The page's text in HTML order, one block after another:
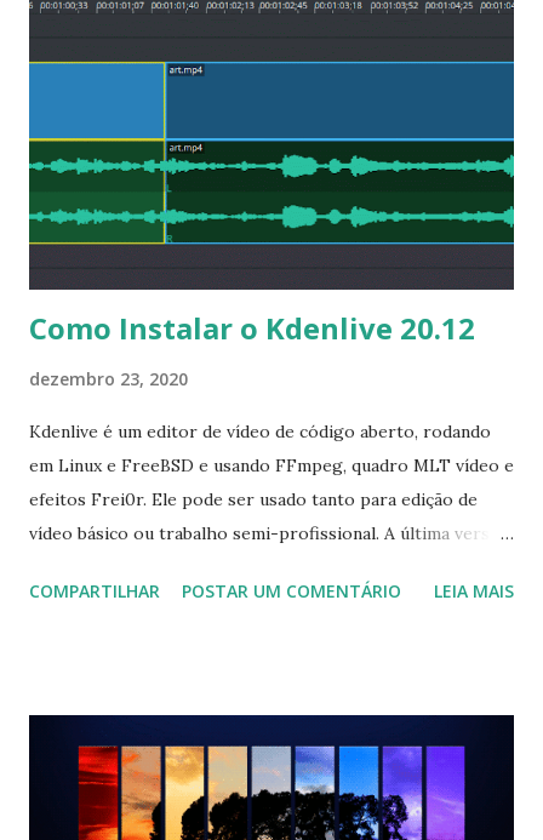
Como Instalar o Kdenlive 20.12
dezembro 23, 2020
Kdenlive é um editor de vídeo de código aberto, rodando
em Linux e FreeBSD e usando FFmpeg, quadro MLT vídeo e
efeitos Frei0r. Ele pode ser usado tanto para edição de
vídeo básico ou trabalho semi-profissional. A última versão
você pode ver as mudanças clicando aqui . Para instalar
COMPARTILHAR POSTAR UM COMENTÁRIO LEIA MAIS